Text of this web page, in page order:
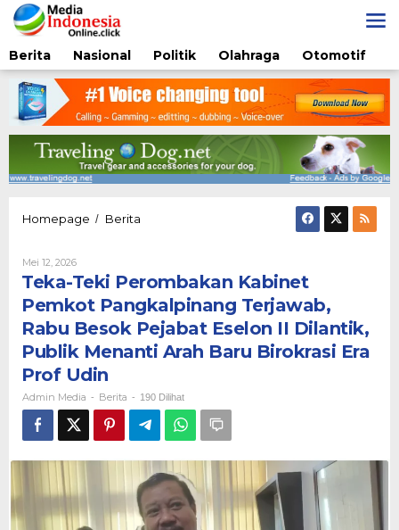
Lewati
ke
konten
Berita
Nasional Politik Olahraga Otomotif
Homepage / Berita
Pemkot
Pangkalpinang
Terjawab,
Rabu
Besok
Pejabat
II
Dilantik,
Publik
Menanti
Arah
Baru
Birokrasi
Era
Prof
Mei 12, 2026Oleh
Admin
Media
Teka-Teki Perombakan Kabinet
Pemkot Pangkalpinang Terjawab,
Rabu Besok Pejabat Eselon II Dilantik,
Publik Menanti Arah Baru Birokrasi Era
Prof Udin
Admin Media - Berita - 190 Dilihat